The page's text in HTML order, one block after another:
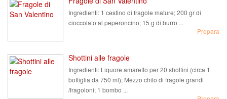
Ingredienti: 1 cestino di fragole mature; 200 gr di
cioccolato al peperoncino; 15 g di burro ...
Prepara
Shottini alle fragole
Ingredienti: Liquore amaretto per 20 shottini (circa 1
bottiglia da 750 ml); Mezzo chilo di fragole grandi
/fragoloni; 1 bombo ...